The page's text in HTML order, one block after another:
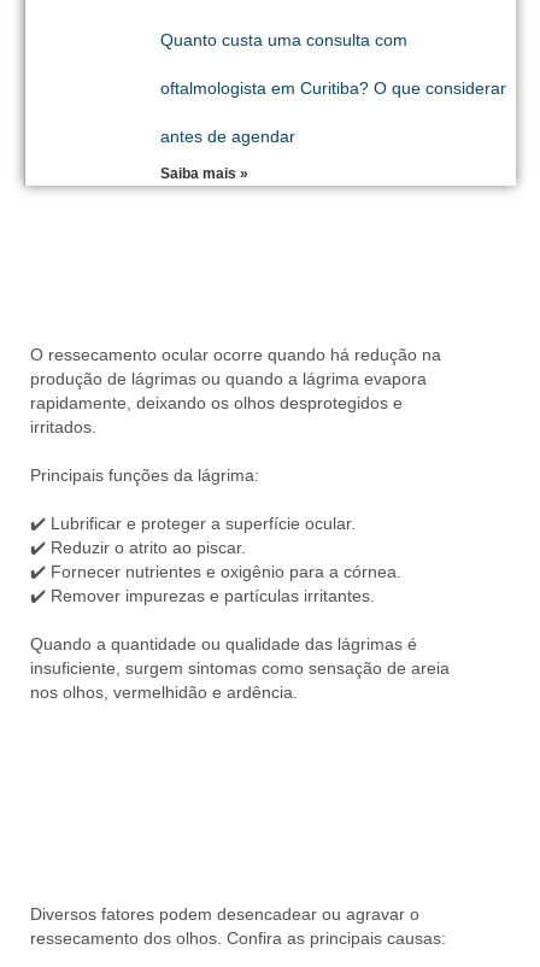
Quanto custa uma consulta com
oftalmologista em Curitiba? O que considerar
antes de agendar
Saiba mais »
O ressecamento ocular ocorre quando há redução na
produção de lágrimas ou quando a lágrima evapora
rapidamente , deixando os olhos desprotegidos e
irritados.
Principais funções da lágrima:
✔️ Lubrificar e proteger a superfície ocular.
✔️ Reduzir o atrito ao piscar.
✔️ Fornecer nutrientes e oxigênio para a córnea.
✔️ Remover impurezas e partículas irritantes.
Quando a quantidade ou qualidade das lágrimas é
insuficiente, surgem sintomas como sensação de areia
nos olhos, vermelhidão e ardência
Diversos fatores podem desencadear ou agravar o
ressecamento dos olhos. Confira as principais causas: